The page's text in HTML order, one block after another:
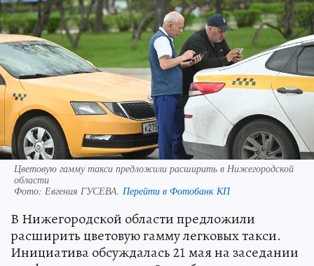
Цветовую гамму такси предложили расширить в Нижегородской
области
Фото: Евгения ГУСЕВА. Перейти в Фотобанк КП
В Нижегородской области предложили
расширить цветовую гамму легковых такси.
Инициатива обсуждалась 21 мая на заседании